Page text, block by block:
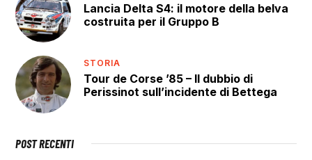
Lancia Delta S4: il motore della belva
costruita per il Gruppo B
STORIA
Tour de Corse ’85 – Il dubbio di
Perissinot sull’incidente di Bettega
POST RECENTI